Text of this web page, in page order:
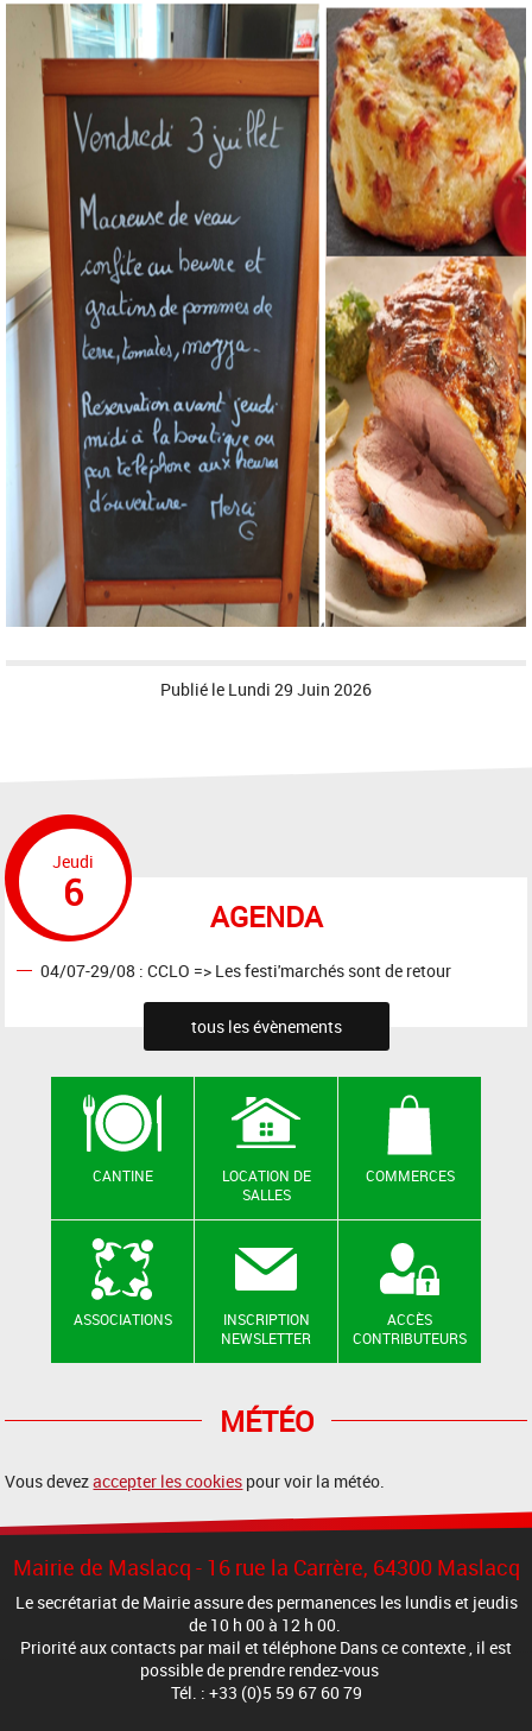
Publié le Lundi 29 Juin 2026
AGENDA
Jeudi
6
04/07-29/08 : CCLO => Les festi'marchés sont de retour
tous les évènements
CANTINE
LOCATION DE
SALLES
COMMERCES
ASSOCIATIONS
INSCRIPTION
NEWSLETTER
ACCÈS
CONTRIBUTEURS
MÉTÉO
Vous devezaccepter les cookies pour voir la météo.
Mairie de Maslacq - 16 rue la Carrère, 64300 Maslacq
Le secrétariat de Mairie assure des permanences les lundis et jeudis
de 10 h 00 à 12 h 00.
Priorité aux contacts par mail et téléphone Dans ce contexte , il est
possible de prendre rendez-vous
Tél. : +33 (0)5 59 67 60 79